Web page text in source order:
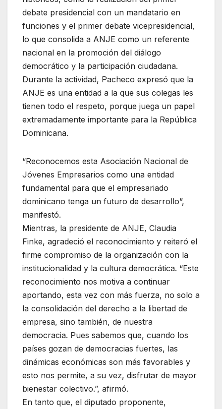
debate presidencial con un mandatario en
funciones y el primer debate vicepresidencial,
lo que consolida a ANJE como un referente
nacional en la promoción del diálogo
democrático y la participación ciudadana.
Durante la actividad, Pacheco expresó que la
ANJE es una entidad a la que sus colegas les
tienen todo el respeto, porque juega un papel
extremadamente importante para la República
Dominicana.
“Reconocemos esta Asociación Nacional de
Jóvenes Empresarios como una entidad
fundamental para que el empresariado
dominicano tenga un futuro de desarrollo”,
manifestó.
Mientras, la presidente de ANJE, Claudia
Finke, agradeció el reconocimiento y reiteró el
firme compromiso de la organización con la
institucionalidad y la cultura democrática. “Este
reconocimiento nos motiva a continuar
aportando, esta vez con más fuerza, no solo a
la consolidación del derecho a la libertad de
empresa, sino también, de nuestra
democracia. Pues sabemos que, cuando los
países gozan de democracias fuertes, las
dinámicas económicas son más favorables y
esto nos permite, a su vez, disfrutar de mayor
bienestar colectivo.”, afirmó.
En tanto que, el diputado proponente,